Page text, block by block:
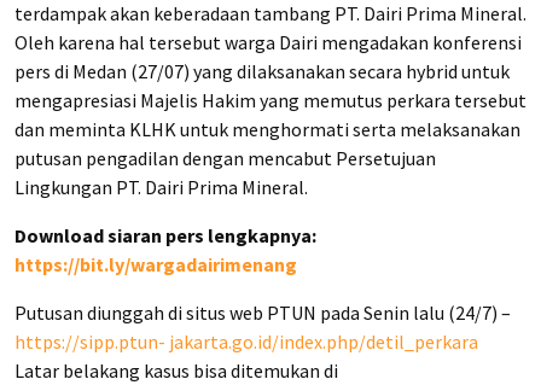
terdampak akan keberadaan tambang PT. Dairi Prima Mineral.
Oleh karena hal tersebut warga Dairi mengadakan konferensi
pers di Medan (27/07) yang dilaksanakan secara hybrid untuk
mengapresiasi Majelis Hakim yang memutus perkara tersebut
dan meminta KLHK untuk menghormati serta melaksanakan
putusan pengadilan dengan mencabut Persetujuan
Lingkungan PT. Dairi Prima Mineral.
Download siaran pers lengkapnya:
https://bit.ly/wargadairimenang
Putusan diunggah di situs web PTUN pada Senin lalu (24/7) –
https://sipp.ptun- jakarta.go.id/index.php/detil_perkara
Latar belakang kasus bisa ditemukan di